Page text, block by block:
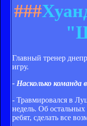
###
Главный тренер
игру.
- Насколько команда
- Травмировался в
недель. Об остальных
ребят, сделать все